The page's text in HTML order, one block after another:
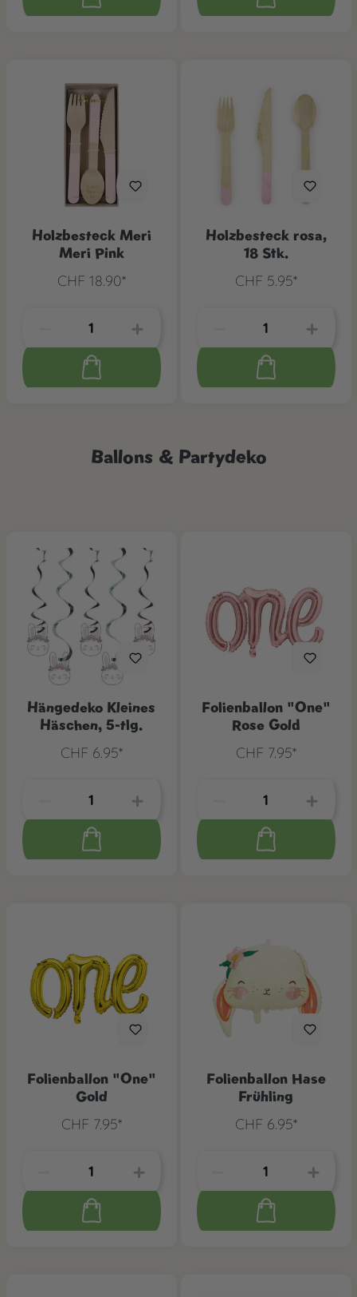
Holzbesteck Meri
Meri Pink
CHF 18.90*
Holzbesteck rosa,
18 Stk.
CHF 5.95*
Ballons & Partydeko
Hängedeko Kleines
Häschen, 5-tlg.
CHF 6.95*
Folienballon "One"
Rose Gold
CHF 7.95*
Folienballon "One"
Gold
CHF 7.95*
Folienballon Hase
Frühling
CHF 6.95*